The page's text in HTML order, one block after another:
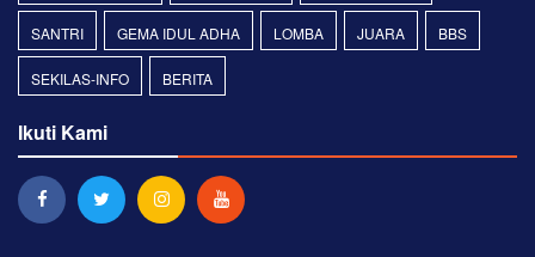
SANTRI GEMA IDUL ADHA LOMBA JUARA BBS
SEKILAS-INFO BERITA
Ikuti Kami